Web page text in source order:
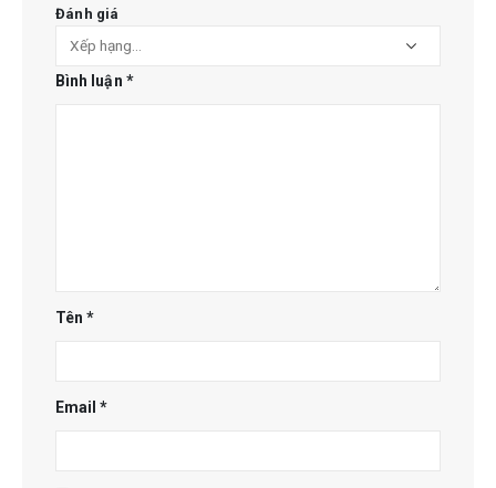
Đánh giá
Bình luận *
Tên*
Email*